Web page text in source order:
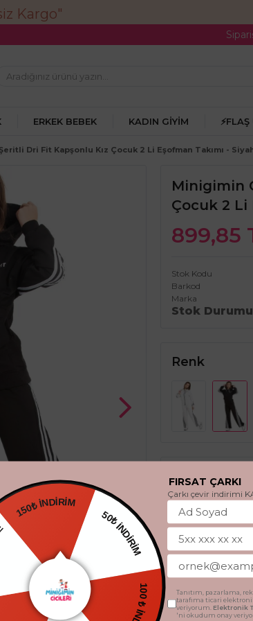
ERKEK BEBEK KADIN GIYIM ⚡FLAŞ
Dri Fit Kapşonlu Kız Çocuk 2 Li Eşofman Takımı -
Minigimin
Çocuk 2 Li
899,85
Stok Kodu
Barkod
Marka
Stok Durumu
Renk
Beden
8 Yaş
150₺ İNDİRİM
50₺ İNDİRİM
FIRSAT ÇARKI
Çarkı çevir indirimi
Tanıtım, pazarlama,
tarafıma ticari
veriyorum. Elektronik
'ni okudum onay